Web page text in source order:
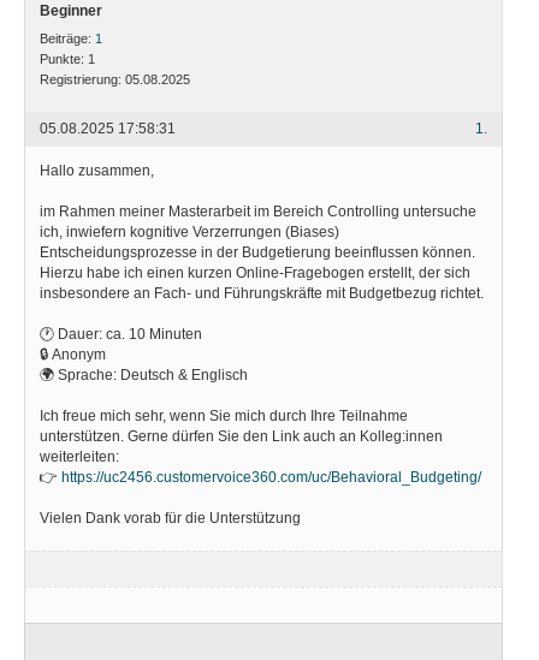
Beginner
Beiträge: 1
Punkte: 1
Registrierung: 05.08.2025
1.
05.08.2025 17:58:31
Hallo zusammen,
im Rahmen meiner Masterarbeit im Bereich Controlling untersuche
ich, inwiefern kognitive Verzerrungen (Biases)
Entscheidungsprozesse in der Budgetierung beeinflussen können.
Hierzu habe ich einen kurzen Online-Fragebogen erstellt, der sich
insbesondere an Fach- und Führungskräfte mit Budgetbezug richtet.
🕐 Dauer: ca. 10 Minuten
🔒 Anonym
🌍 Sprache: Deutsch & Englisch
Ich freue mich sehr, wenn Sie mich durch Ihre Teilnahme
unterstützen. Gerne dürfen Sie den Link auch an Kolleg:innen
weiterleiten:
👉 https://uc2456.customervoice360.com/uc/Behavioral_Budgeting/
Vielen Dank vorab für die Unterstützung